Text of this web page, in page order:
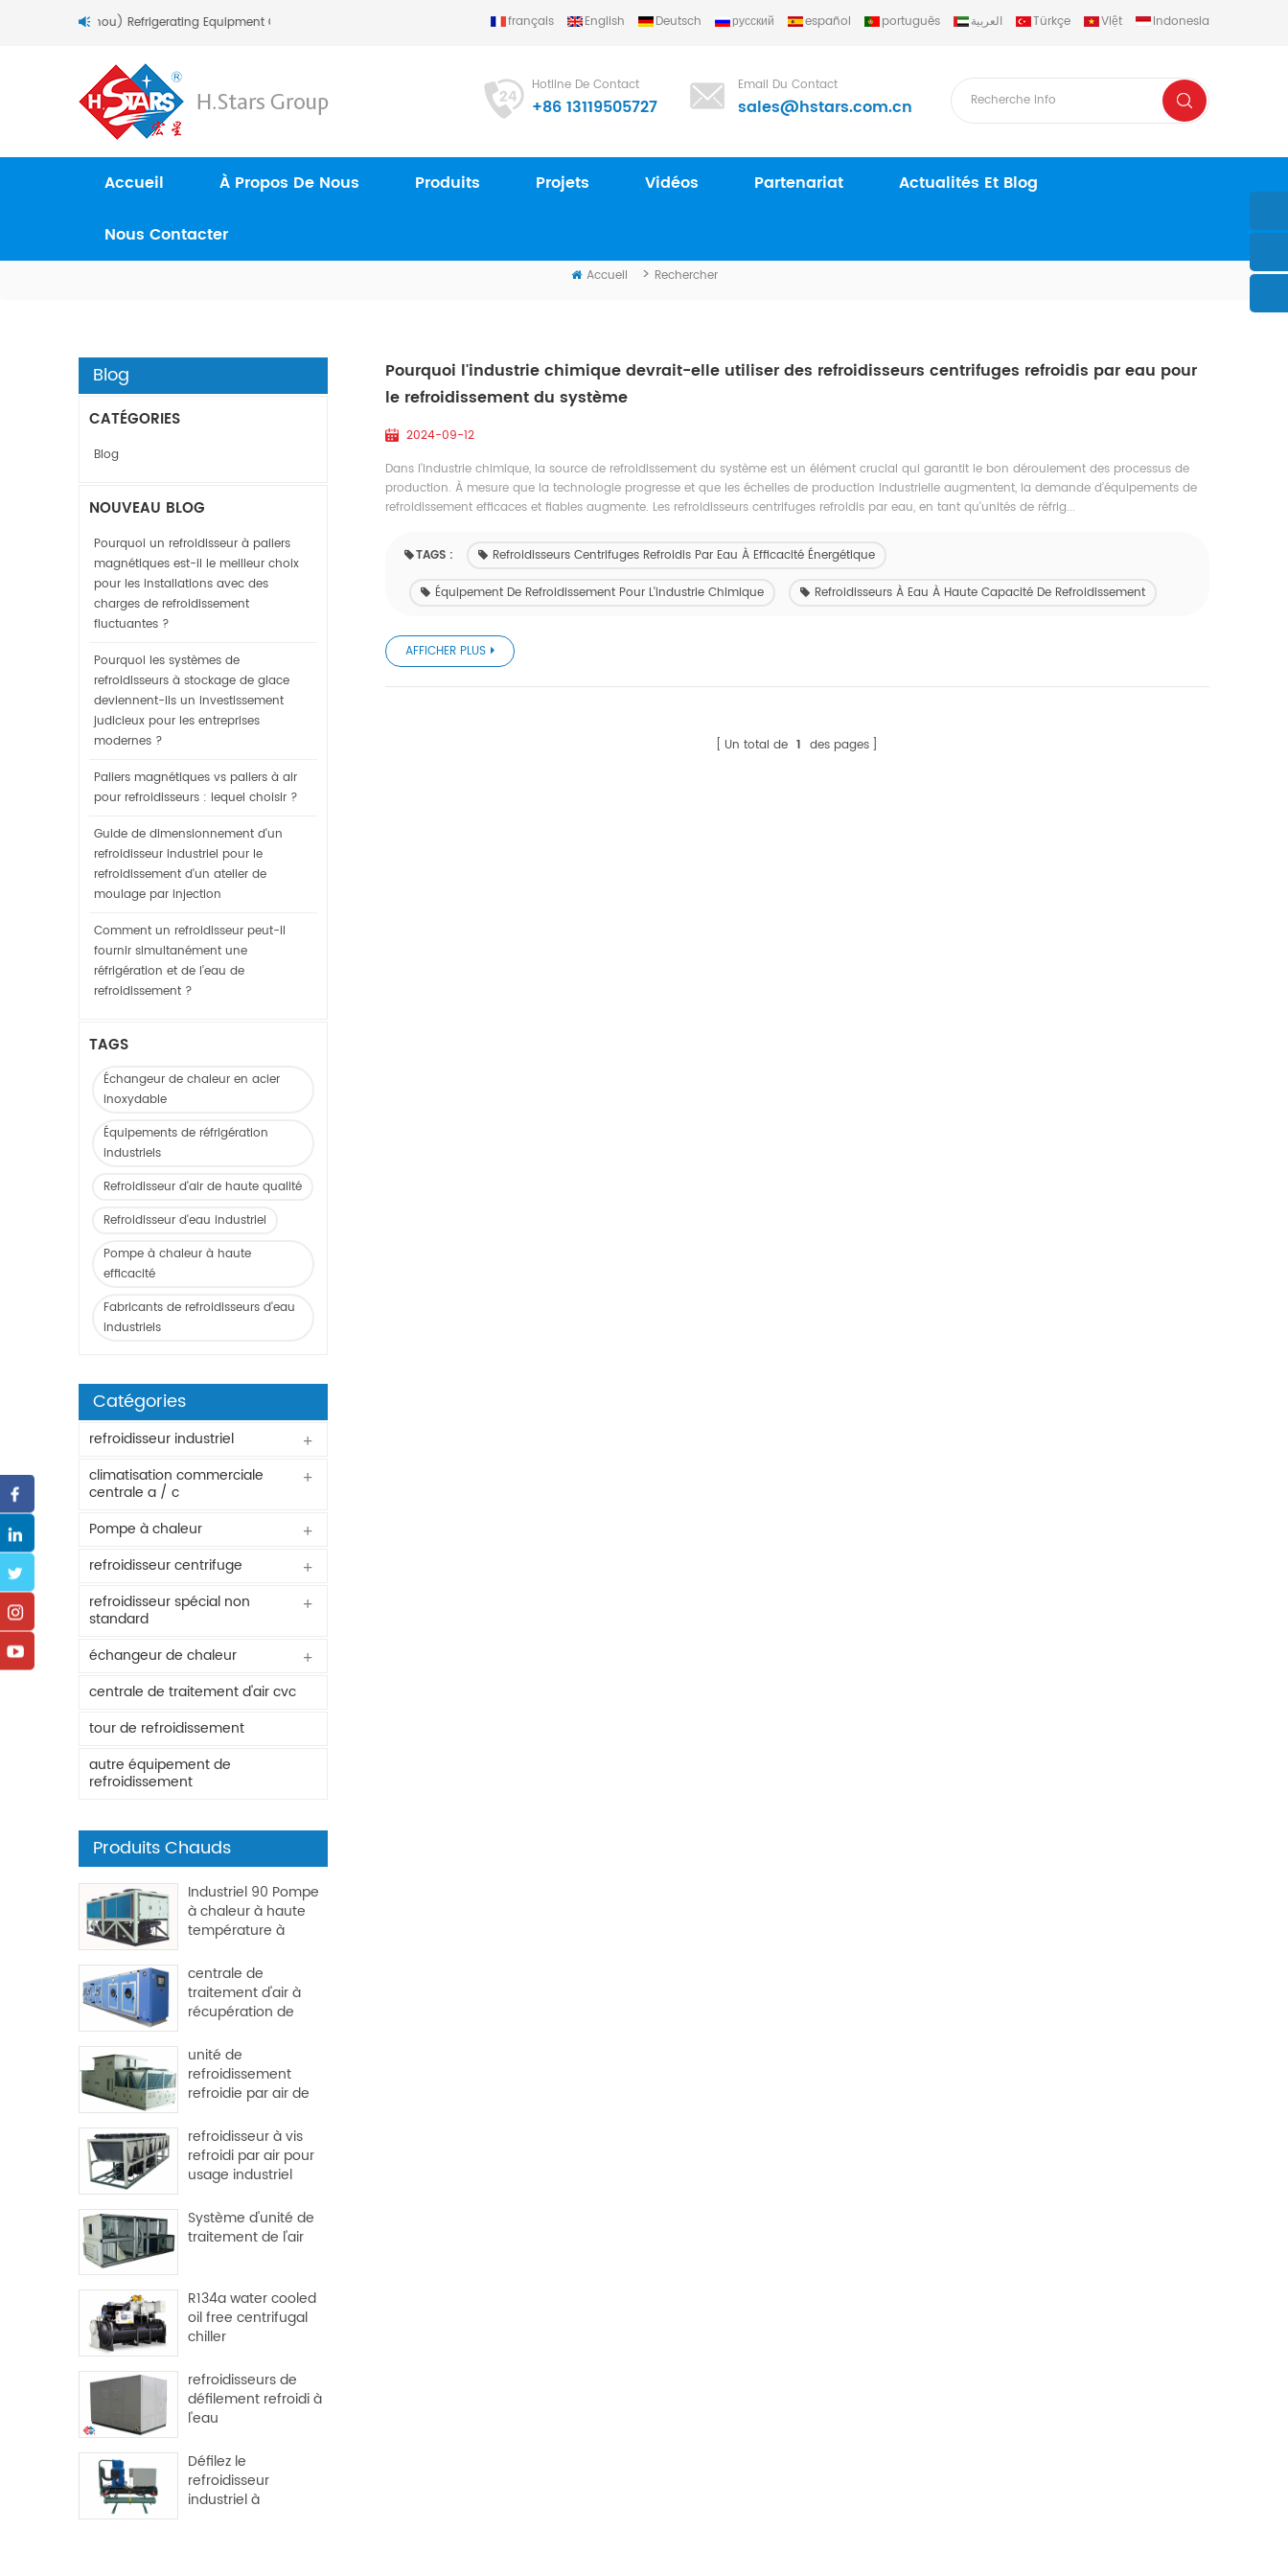
H.Stars (Guangzhou) Refrigerating Equipment Group Ltd.. français English Deutsch русский español português العربية Türkçe Việt Indonesia
Hotline De Contact
+86 13119505727
Email Du Contact
sales@hstars.com.cn
Accueil À Propos De Nous Produits Projets Vidéos Partenariat Actualités Et Blog
Nous Contacter
Accueil > Rechercher
Pourquoi l'industrie chimique devrait-elle utiliser des refroidisseurs centrifuges refroidis par eau pour
le refroidissement du système
2024-09-12
Dans l'industrie chimique, la source de refroidissement du système est un élément crucial qui garantit le bon déroulement des processus de
production. À mesure que la technologie progresse et que les échelles de production industrielle augmentent, la demande d’équipements de
refroidissement efficaces et fiables augmente. Les refroidisseurs centrifuges refroidis par eau, en tant qu'unités de réfrig...
TAGS : Refroidisseurs Centrifuges Refroidis Par Eau À Efficacité Énergétique
Équipement De Refroidissement Pour L'industrie Chimique Refroidisseurs À Eau À Haute Capacité De Refroidissement
AFFICHER PLUS
Un total de 1 des pages
Blog
CATÉGORIES
Blog
NOUVEAU BLOG
Pourquoi un refroidisseur à paliers
magnétiques est-il le meilleur choix
pour les installations avec des
charges de refroidissement
fluctuantes ?
Pourquoi les systèmes de
refroidisseurs à stockage de glace
deviennent-ils un investissement
judicieux pour les entreprises
modernes ?
Paliers magnétiques vs paliers à air
pour refroidisseurs : lequel choisir ?
Guide de dimensionnement d'un
refroidisseur industriel pour le
refroidissement d'un atelier de
moulage par injection
Comment un refroidisseur peut-il
fournir simultanément une
réfrigération et de l’eau de
refroidissement ?
TAGS
Échangeur de chaleur en acier
inoxydable
Équipements de réfrigération
industriels
Refroidisseur d'air de haute qualité
Refroidisseur d'eau industriel
Pompe à chaleur à haute
efficacité
Fabricants de refroidisseurs d'eau
industriels
Catégories
refroidisseur industriel
climatisation commerciale
centrale a / c
Pompe à chaleur
refroidisseur centrifuge
refroidisseur spécial non
standard
échangeur de chaleur
centrale de traitement d'air cvc
tour de refroidissement
autre équipement de
refroidissement
Produits Chauds
Industriel 90 Pompe
à chaleur à haute
température à
centrale de
traitement d'air à
récupération de
et hôpital
unité de
refroidissement
refroidie par air de
refroidisseur à vis
refroidi par air pour
usage industriel
Système d'unité de
traitement de l'air
R134a water cooled
oil free centrifugal
chiller
refroidisseurs de
défilement refroidi à
l'eau
Défilez le
refroidisseur
industriel à